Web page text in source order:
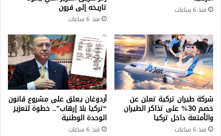
منذ 6 ساعات تاريخه إلى قرون
منذ 6 ساعات
شركة طيران تركية تعلن عن
خصم 30% على تذاكر الطيران
والأمتعة داخل تركيا
منذ 6 ساعات
أردوغان يعلق على مشروع قانون
“تركيا بلا إرهاب”.. خطوة لتعزيز
الوحدة الوطنية
منذ 6 ساعات